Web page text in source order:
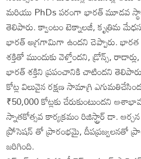
మరియు PhDs పరంగా భారత్ మూడవ
తెలిపారు. క్వాంటం టెక్నాలజీ, కృత్రిమ
భారత్ అగ్రగామిగా ఉందని చెప్పారు. భారత
శక్తితో ముందుకు వెళ్తోందని, డ్రోన్స్,
భారత్ శక్తిని ప్రపంచానికి చాటిందని
కోట్ల విలువైన రక్షణ సామాగ్రి
₹50,000 కోట్లకు చేరుకుంటుందని
స్నాతకోత్సవ కార్యక్రమం రిజిస్ట్రార్ డా.
ప్రోసెషన్ తో ప్రారంభమై, దీపప్రజ్వలనతో
జరిగింది.